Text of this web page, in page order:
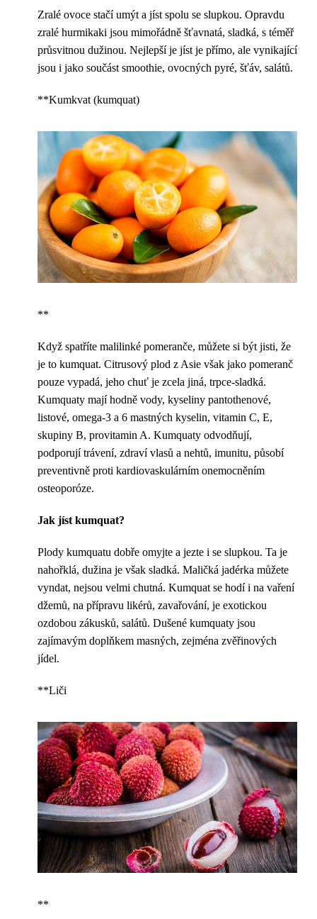
Zralé ovoce stačí umýt a jíst spolu se slupkou. Opravdu
zralé hurmikaki jsou mimořádně šťavnatá, sladká, s téměř
průsvitnou dužinou. Nejlepší je jíst je přímo, ale vynikající
jsou i jako součást smoothie, ovocných pyré, šťáv, salátů.
**Kumkvat (kumquat)
**
Když spatříte malilinké pomeranče, můžete si být jisti, že
je to kumquat. Citrusový plod z Asie však jako pomeranč
pouze vypadá, jeho chuť je zcela jiná, trpce-sladká.
Kumquaty mají hodně vody, kyseliny pantothenové,
listové, omega-3 a 6 mastných kyselin, vitamin C, E,
skupiny B, provitamin A. Kumquaty odvodňují,
podporují trávení, zdraví vlasů a nehtů, imunitu, působí
preventivně proti kardiovaskulárním onemocněním
osteoporóze.
Jak jíst kumquat?
Plody kumquatu dobře omyjte a jezte i se slupkou. Ta je
nahořklá, dužina je však sladká. Maličká jadérka můžete
vyndat, nejsou velmi chutná. Kumquat se hodí i na vaření
džemů, na přípravu likérů, zavařování, je exotickou
ozdobou zákusků, salátů. Dušené kumquaty jsou
zajímavým doplňkem masných, zejména zvěřinových
jídel.
**Liči
**